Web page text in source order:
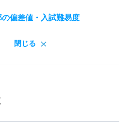
偏差値・入試難易度
閉じる